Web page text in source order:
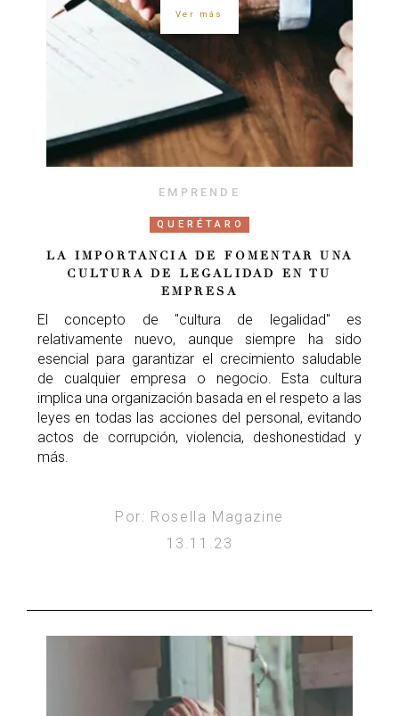
Ver más
EMPRENDE
QUERÉTARO
LA IMPORTANCIA DE FOMENTAR UNA
CULTURA DE LEGALIDAD EN TU
EMPRESA
El concepto de "cultura de legalidad" es
relativamente nuevo, aunque siempre ha sido
esencial para garantizar el crecimiento saludable
de cualquier empresa o negocio. Esta cultura
implica una organización basada en el respeto a las
leyes en todas las acciones del personal, evitando
actos de corrupción, violencia, deshonestidad y
más.
Por: Rosella Magazine
13.11.23